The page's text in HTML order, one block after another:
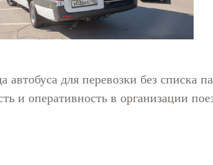
автобуса для перевозки без списка
и оперативность в организации